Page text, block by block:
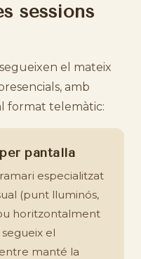
sessions
segueixen el mateix
amb
format telemàtic:
pantalla
especialitzat
(punt lluminós,
horitzontalment
el
manté la